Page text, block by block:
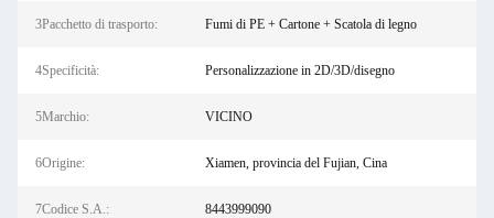
3Pacchetto di trasporto: Fumi di PE + Cartone + Scatola di legno
4Specificità: Personalizzazione in 2D/3D/disegno
5Marchio: VICINO
6Origine: Xiamen, provincia del Fujian, Cina
7Codice S.A.: 8443999090